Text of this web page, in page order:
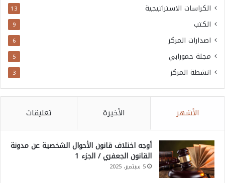
الكراسات الاستراتيجية 13
الكتب 9
اصدارات المركز 6
مجلة حمورابي 5
انشطة المركز 3
الأشهر الأخيرة تعليقات
أوجه اختلاف قانون الأحوال الشخصية عن مدونة
القانون الجعفري / الجزء 1
5 سبتمبر، 2025